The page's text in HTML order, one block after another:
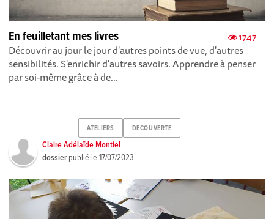
1747
En feuilletant mes livres
Découvrir au jour le jour d'autres points de vue, d'autres
sensibilités. S'enrichir d'autres savoirs. Apprendre à penser
par soi-même grâce à de...
ATELIERS DECOUVERTE
Claire Adélaïde Montiel
dossier publié le17/07/2023